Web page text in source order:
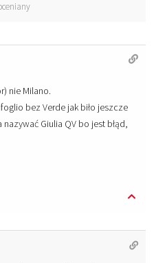
nie Milano.
bez Verde jak biło jeszcze
Giulia QV bo jest błąd,